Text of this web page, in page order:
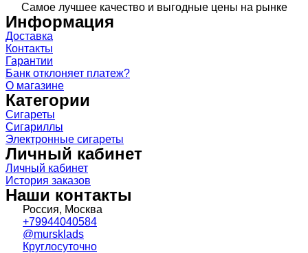
Самое лучшее качество и выгодные цены на рынке
Информация
Доставка
Контакты
Гарантии
Банк отклоняет платеж?
О магазине
Категории
Сигареты
Сигариллы
Электронные сигареты
Личный кабинет
Личный кабинет
История заказов
Наши контакты
Россия, Москва
+79944040584
@mursklads
Круглосуточно